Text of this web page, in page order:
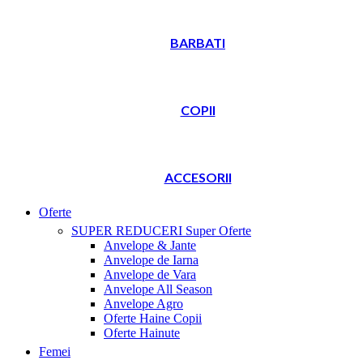
BARBATI
COPII
ACCESORII
Oferte
SUPER REDUCERI Super Oferte
Anvelope & Jante
Anvelope de Iarna
Anvelope de Vara
Anvelope All Season
Anvelope Agro
Oferte Haine Copii
Oferte Hainute
Femei